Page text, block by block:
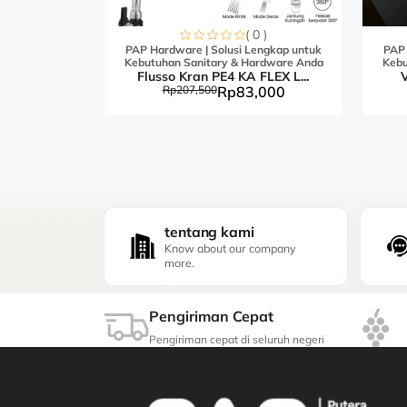
( 0 )
PAP Hardware | Solusi Lengkap untuk
Kebutuhan Sanitary & Hardware Anda
Flusso Kran PE4 KA FLEX L...
Rp207,500Rp83,000
tentang kami
Know about our company
more.
Pengiriman Cepat
Pengiriman cepat di seluruh negeri